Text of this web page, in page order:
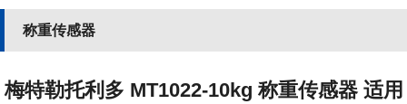
称重传感器
梅特勒托利多 MT1022-10kg 称重传感器 适用